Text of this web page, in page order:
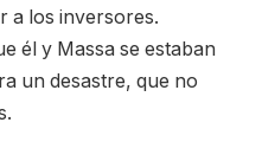
a los inversores.
él y Massa se estaban
un desastre, que no